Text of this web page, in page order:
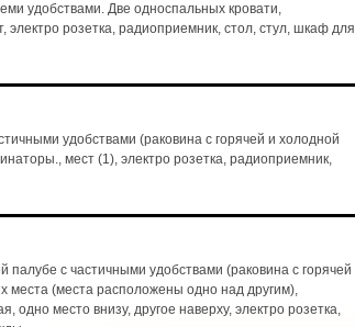
удобствами. Две односпальных кровати,
розетка, радиоприемник, стол, стул, шкаф для
удобствами (раковина с горячей и холодной
мест (1), электро розетка, радиоприемник,
палубе с частичными удобствами (раковина с горячей
места (места расположены одно над другим),
одно место внизу, другое наверху, электро розетка,